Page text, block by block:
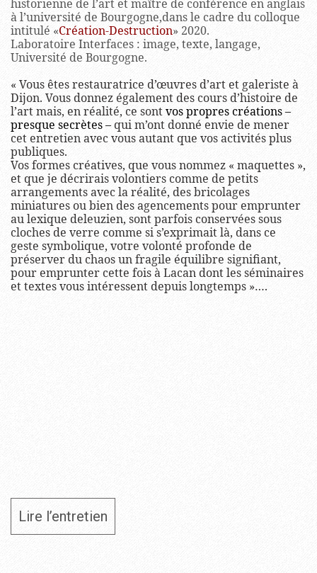
historienne de l’art et maître de conférence en anglais
à l’université de Bourgogne,dans le cadre du colloque
intitulé «Création-Destruction» 2020.
Laboratoire Interfaces : image, texte, langage,
Université de Bourgogne.
« Vous êtes restauratrice d’œuvres d’art et galeriste à
Dijon. Vous donnez également des cours d’histoire de
l’art mais, en réalité, ce sontvos propres créations –
presque secrètes –qui m’ont donné envie de mener
cet entretien avec vous autant que vos activités plus
publiques.
Vos formes créatives, que vous nommez « maquettes »,
et que je décrirais volontiers comme de petits
arrangements avec la réalité, des bricolages
miniatures ou bien des agencements pour emprunter
au lexique deleuzien, sont parfois conservées sous
cloches de verre comme si s’exprimait là, dans ce
geste symbolique, votre volonté profonde de
préserver du chaos un fragile équilibre signifiant,
pour emprunter cette fois à Lacan dont les séminaires
et textes vous intéressent depuis longtemps »….
Lire l’entretien